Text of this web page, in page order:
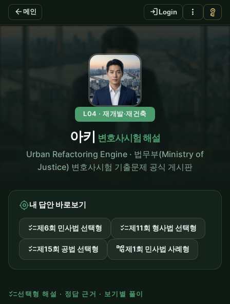
arrow_back 메인 login Login more_vert vpn_key
L04 · 재개발·재건축
아키 변호사시험 해설
Urban Refactoring Engine · 법무부(Ministry of
Justice) 변호사시험 기출문제 공식 게시판
my_location내 답안 바로보기
checklist제6회 민사법 선택형 checklist제11회 형사법 선택형
checklist제15회 공법 선택형 account_tree제1회 민사법 사례형
checklist선택형 해설 · 정답 근거 · 보기별 풀이